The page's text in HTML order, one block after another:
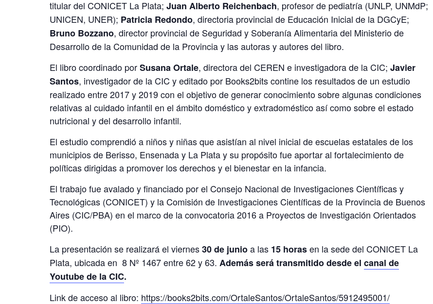
titular del CONICET La Plata; Juan Alberto Reichenbach, profesor de pediatría (UNLP, UNMdP;
UNICEN, UNER); Patricia Redondo, directoria provincial de Educación Inicial de la DGCyE;
Bruno Bozzano, director provincial de Seguridad y Soberanía Alimentaria del Ministerio de
Desarrollo de la Comunidad de la Provincia y las autoras y autores del libro.
El libro coordinado porSusana Ortale, directora del CEREN e investigadora de la CIC; Javier
Santos, investigador de la CIC y editado por Books2bits contine los resultados de un estudio
realizado entre 2017 y 2019 con el objetivo de generar conocimiento sobre algunas condiciones
relativas al cuidado infantil en el ámbito doméstico y extradoméstico así como sobre el estado
nutricional y del desarrollo infantil.
El estudio comprendió a niños y niñas que asistían al nivel inicial de escuelas estatales de los
municipios de Berisso, Ensenada y La Plata y su propósito fue aportar al fortalecimiento de
políticas dirigidas a promover los derechos y el bienestar en la infancia.
El trabajo fue avalado y financiado por el Consejo Nacional de Investigaciones Científicas y
Tecnológicas (CONICET) y la Comisión de Investigaciones Científicas de la Provincia de Buenos
Aires (CIC/PBA) en el marco de la convocatoria 2016 a Proyectos de Investigación Orientados
(PIO).
La presentación se realizará el viernes30 de junioa las 15 horasen la sede del CONICET La
Plata, ubicada en 8 Nº 1467 entre 62 y 63. Además será transmitido desde el canal de
Youtube de la CIC.
Link de acceso al libro: https://books2bits.com/OrtaleSantos/OrtaleSantos/5912495001/